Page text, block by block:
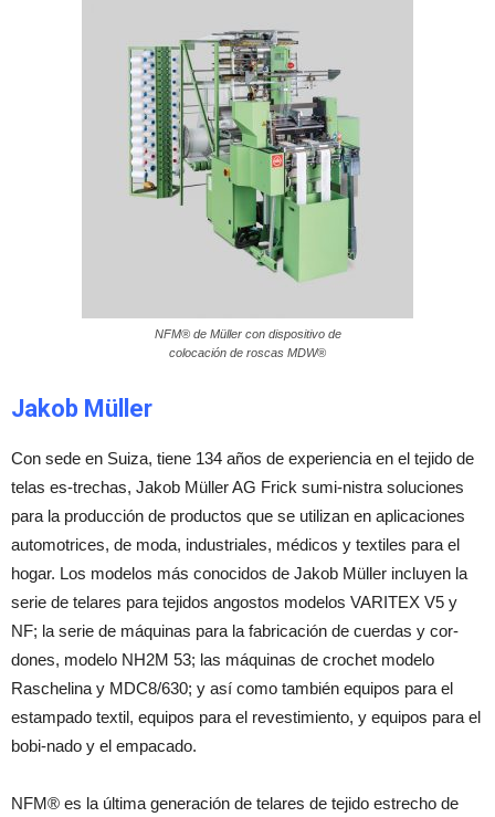
NFM® de Müller con dispositivo de
colocación de roscas MDW®
Jakob Müller
Con sede en Suiza, tiene 134 años de experiencia en el tejido de
telas es-trechas, Jakob Müller AG Frick sumi-nistra soluciones
para la producción de productos que se utilizan en aplicaciones
automotrices, de moda, industriales, médicos y textiles para el
hogar. Los modelos más conocidos de Jakob Müller incluyen la
serie de telares para tejidos angostos modelos VARITEX V5 y
NF; la serie de máquinas para la fabricación de cuerdas y cor-
dones, modelo NH2M 53; las máquinas de crochet modelo
Raschelina y MDC8/630; y así como también equipos para el
estampado textil, equipos para el revestimiento, y equipos para el
bobi-nado y el empacado.
NFM® es la última generación de telares de tejido estrecho de